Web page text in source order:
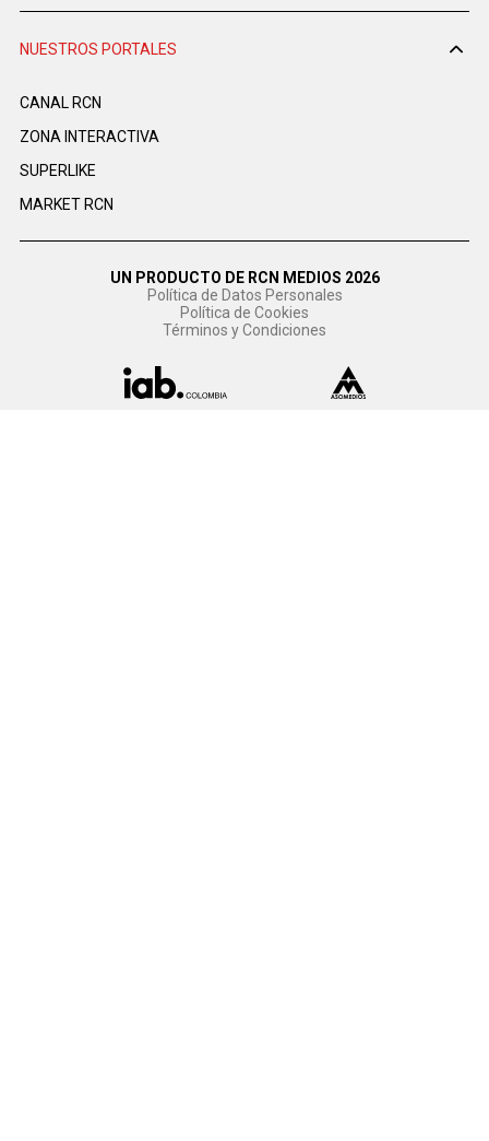
NUESTROS PORTALES
CANAL RCN
ZONA INTERACTIVA
SUPERLIKE
MARKET RCN
UN PRODUCTO DE RCN MEDIOS 2026
Política de Datos Personales
Política de Cookies
Términos y Condiciones